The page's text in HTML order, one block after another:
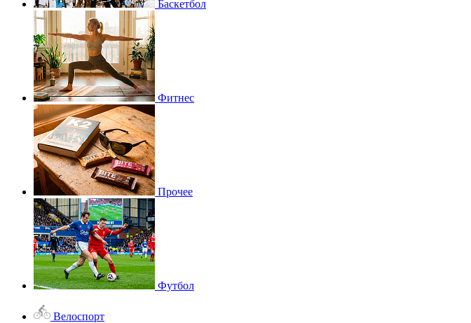
Баскетбол
Фитнес
Прочее
Футбол
Велоспорт